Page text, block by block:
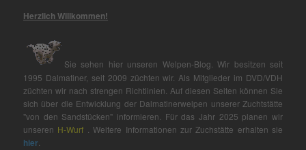
Herzlich Willkommen!
Sie sehen hier unseren Welpen-Blog. Wir besitzen seit
1995 Dalmatiner, seit 2009 züchten wir. Als Mitglieder im DVD/VDH
züchten wir nach strengen Richtlinien. Auf diesen Seiten können Sie
sich über die Entwicklung der Dalmatinerwelpen unserer Zuchtstätte
"von den Sandstücken" informieren. Für das Jahr 2025 planen wir
unseren H-Wurf . Weitere Informationen zur Zuchstätte erhalten sie
hier